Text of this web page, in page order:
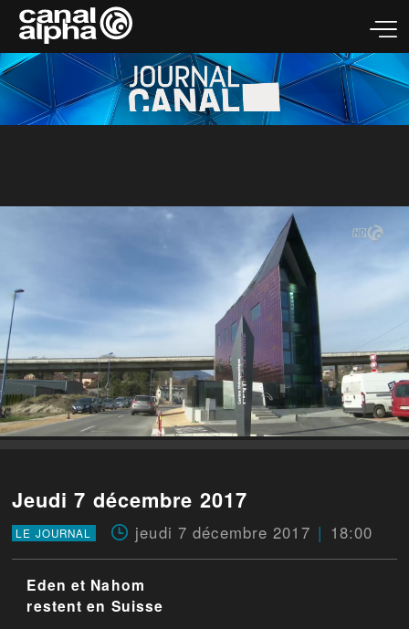
Jeudi 7 décembre 2017
LE JOURNAL jeudi 7 décembre 2017 18:00
Eden et Nahom
restent en Suisse